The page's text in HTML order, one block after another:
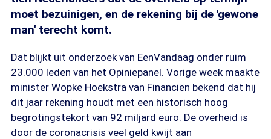
moet bezuinigen, en de rekening bij de 'gewone
man' terecht komt.
Dat blijkt uit onderzoek van EenVandaag onder ruim
23.000 leden van het Opiniepanel. Vorige week maakte
minister Wopke Hoekstra van Financiën bekend dat hij
dit jaar rekening houdt met een historisch hoog
begrotingstekort van 92 miljard euro. De overheid is
door de coronacrisis veel geld kwijt aan